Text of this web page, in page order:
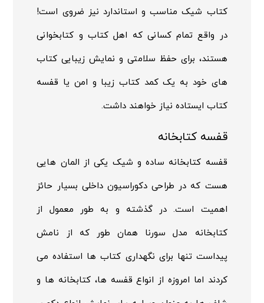
کتاب شیک مناسب و استاندارد نیز ضروی است!
در واقع تمام کسانی که اهل کتاب و کتابخوانی
هستند، برای حفظ سلامتی و نمایش زیبایی کتاب
های خود به یک کمد کتاب زیبا و امن یا قفسه
کتاب ایستاده نیاز خواهند داشت.
قفسه کتابخانه
قفسه کتابخانه ساده و شیک یکی از المان هایی
هست که در طراحی دکوراسیون داخلی بسیار حائز
اهمیت است. در گذشته و به طور معمول از
کتابخانه مدل سورنا همان طور که از نامش
پیداست تنها برای نگهداری کتاب ها استفاده می
کردند اما امروزه از انواع قفسه ها، کتابخانه ها و